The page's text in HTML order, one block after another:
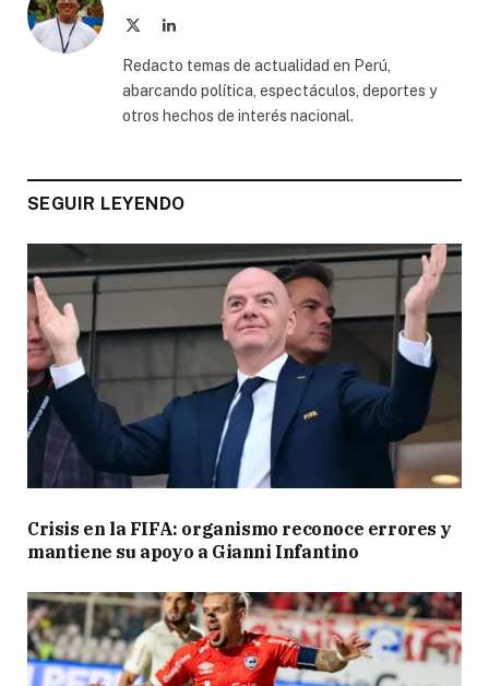
LinkedIn
Redacto temas de actualidad en Perú,
abarcando política, espectáculos, deportes y
otros hechos de interés nacional.
SEGUIR LEYENDO
Crisis en la FIFA: organismo reconoce errores y
mantiene su apoyo a Gianni Infantino